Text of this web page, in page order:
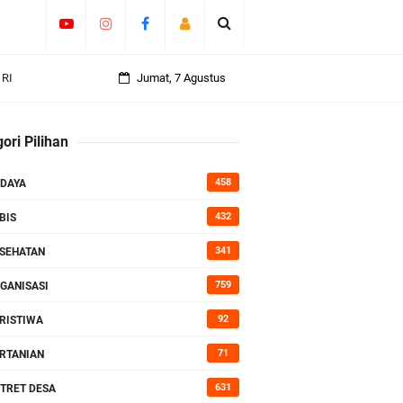
Jumat, 7 Agustus
Pilihan
458
432
341
759
92
71
DESA 631